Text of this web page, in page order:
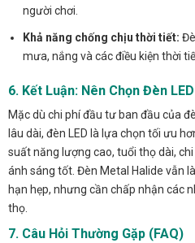
người chơi.
Khả năng chống chịu thời tiết:
mưa, nắng và các điều kiện thời
6. Kết Luận: Nên Chọn Đèn
Mặc dù chi phí đầu tư ban đầu của
lâu dài, đèn LED là lựa chọn tối ưu
suất năng lượng cao, tuổi thọ dài,
ánh sáng tốt. Đèn Metal Halide vẫn
hạn hẹp, nhưng cần chấp nhận các
thọ.
7. Câu Hỏi Thường Gặp (FAQ)